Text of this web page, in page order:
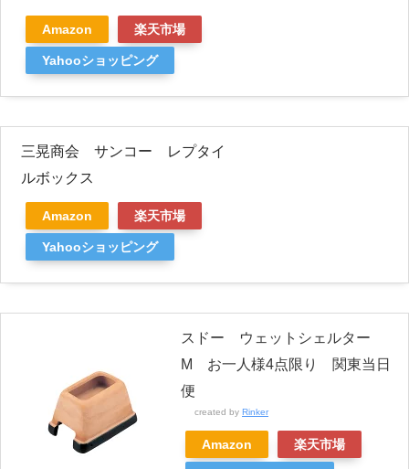
Amazon 楽天市場
Yahooショッピング
三晃商会 サンコー レプタイ
ルボックス
Amazon 楽天市場
Yahooショッピング
スドー ウェットシェルター
M お一人様4点限り 関東当日
便
created by Rinker
Amazon 楽天市場